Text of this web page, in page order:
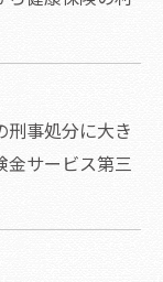
事処分に大き
金サービス第三